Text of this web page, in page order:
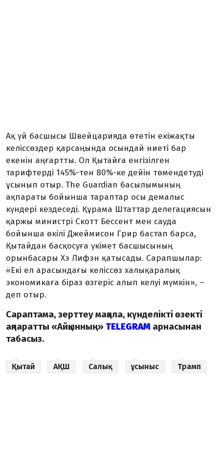
Ақ үй басшысы Швейцарияда өтетін екіжақты
келіссөздер қарсаңында осындай ниеті бар
екенін аңғартты. Ол Қытайға енгізілген
тарифтерді 145%-тен 80%-ке дейін төмендетуді
ұсынып отыр. The Guardian басылымының
ақпараты бойынша тараптар осы демалыс
күндері кездеседі. Құрама Штаттар делегациясын
қаржы министрі Скотт Бессент мен сауда
бойынша өкілі Джеймисон Грир бастап барса,
Қытайдан басқосуға үкімет басшысының
орынбасары Хэ Лифэн қатысады. Сарапшылар:
«Екі ел арасындағы келіссөз халықаралық
экономикаға біраз өзгеріс алып келуі мүмкін», –
деп отыр.
Сараптама, зерттеу мақала, күнделікті өзекті
ақпаратты «Айқынның» TELEGRAM арнасынан
табасыз.
Қытай АҚШ Салық ұсыныс Трамп